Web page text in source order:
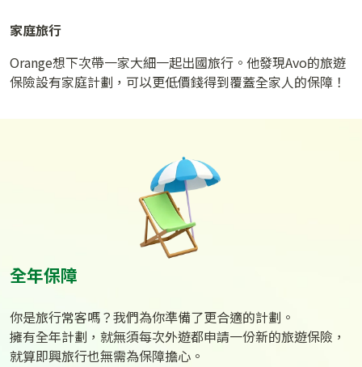
家庭旅行
Orange想下次帶一家大細一起出國旅行。他發現Avo的旅遊
保險設有家庭計劃，可以更低價錢得到覆蓋全家人的保障！
全年保障
你是旅行常客嗎？我們為你準備了更合適的計劃。
擁有全年計劃，就無須每次外遊都申請一份新的旅遊保險，
就算即興旅行也無需為保障擔心。